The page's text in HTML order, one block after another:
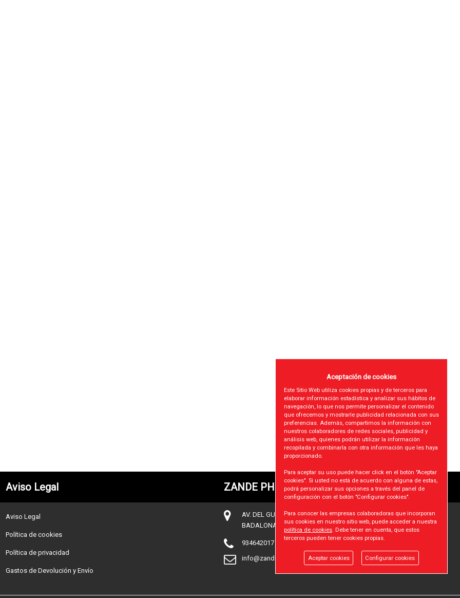
Aviso Legal ZANDE PHONDEX SL
Aviso Legal
Política de cookies
Política de privacidad
Gastos de Devolución y Envío
AV. DEL GUIX nº35
BADALONA (BARCELONA), 08915
934642017
info@zandephondex.com
Aceptación de cookies
Este Sitio Web utiliza cookies propias y de terceros para
elaborar información estadística y analizar sus hábitos de
navegación, lo que nos permite personalizar el contenido
que ofrecemos y mostrarle publicidad relacionada con sus
preferencias. Además, compartimos la información con
nuestros colaboradores de redes sociales, publicidad y
análisis web, quienes podrán utilizar la información
recopilada y combinarla con otra información que les haya
proporcionado.
Para aceptar su uso puede hacer click en el botón "Aceptar
cookies". Si usted no está de acuerdo con alguna de estas,
podrá personalizar sus opciones a través del panel de
configuración con el botón "Configurar cookies".
Para conocer las empresas colaboradoras que incorporan
sus cookies en nuestro sitio web, puede acceder a nuestra
política de cookies. Debe tener en cuenta, que estos
terceros pueden tener cookies propias.
Aceptar cookies Configurar cookies